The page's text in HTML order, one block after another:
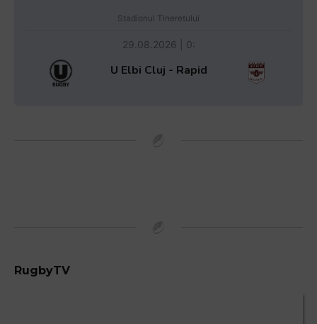
Stadionul Tineretului
29.08.2026 | 0:
U Elbi Cluj - Rapid
RugbyTV